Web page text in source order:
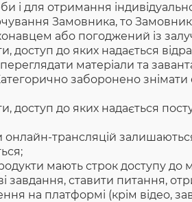
і для отримання
Замовника, то
або погоджений із
доступ до яких надається
матеріали та
заборонено
доступ до яких надається
онлайн-трансляцій
мають строк доступу до
завдання, ставити питання,
на платформі (крім відео,